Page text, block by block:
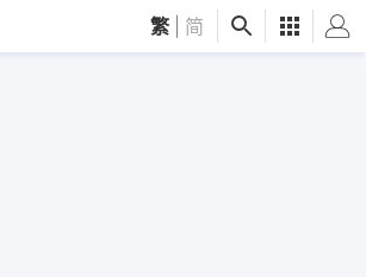
繁 简